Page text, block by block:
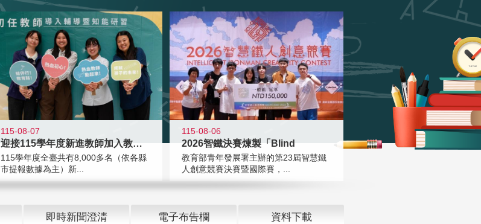
115-08-07
迎接115學年度新進教師加入教育現
115學年度全臺共有8,000多名（依各縣
市提報數據為主）新...
115-08-06
2026智鐵決賽煉製「Blind
教育部青年發展署主辦的第23屆智慧鐵
人創意競賽決賽暨國際賽，...
即時新聞澄清 電子布告欄 資料下載